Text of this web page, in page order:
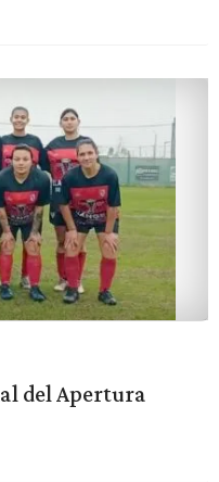
del Apertura